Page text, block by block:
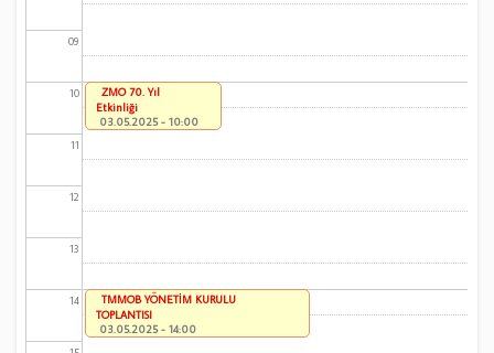
09
10
11
12
13
14
ZMO 70. Yıl
Etkinliği
03.05.2025 - 10:00
TMMOB YÖNETİM KURULU
TOPLANTISI
03.05.2025 - 14:00